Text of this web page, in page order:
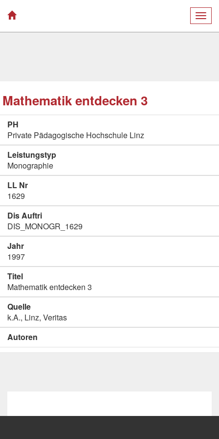
Mathematik entdecken 3
PH
Private Pädagogische Hochschule Linz
Leistungstyp
Monographie
LL Nr
1629
Dis Auftri
DIS_MONOGR_1629
Jahr
1997
Titel
Mathematik entdecken 3
Quelle
k.A., Linz, Veritas
Autoren